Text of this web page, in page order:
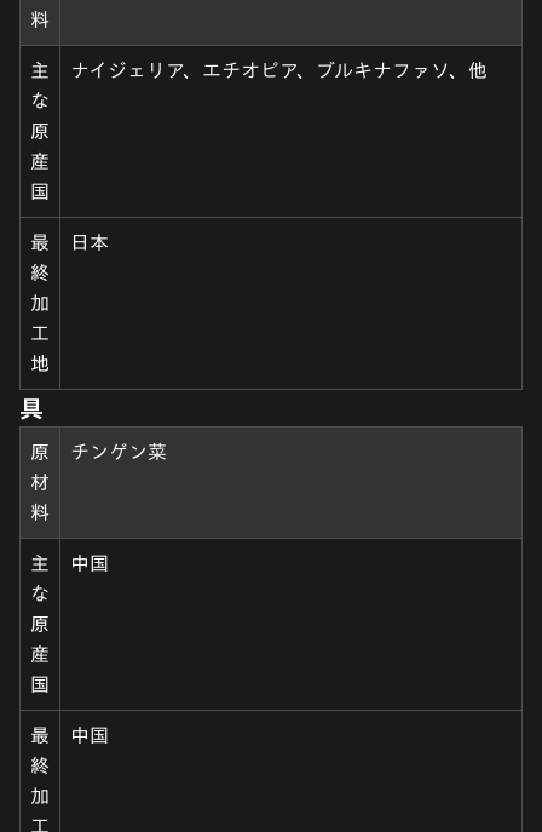
料
主
な
原
産
国
ナイジェリア、エチオピア、ブルキナファソ、他
最
終
加
工
地
日本
具
原
材
料
チンゲン菜
主
な
原
産
国
中国
最
終
加
工
中国